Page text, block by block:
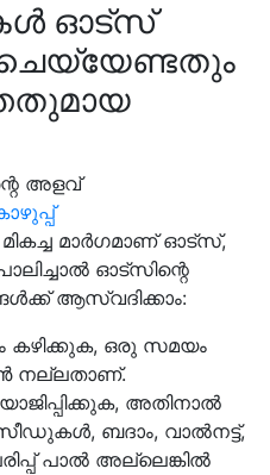
ഓട്‌സ്
ചെയ്യേണ്ടതും
അളവ്
മാർഗമാണ് ഓട്‌സ്,
ഓട്‌സിന്റെ
ആസ്വദിക്കാം:
കഴിക്കുക, ഒരു സമയം
നല്ലതാണ്.
അതിനാൽ
ബദാം, വാൽനട്ട്,
പാൽ അല്ലെങ്കിൽ